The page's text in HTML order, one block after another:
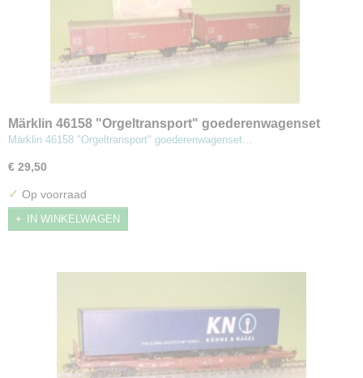
Märklin 46158 "Orgeltransport" goederenwagenset
Märklin 46158 "Orgeltransport" goederenwagenset…
€ 29,50
✓ Op voorraad
IN WINKELWAGEN